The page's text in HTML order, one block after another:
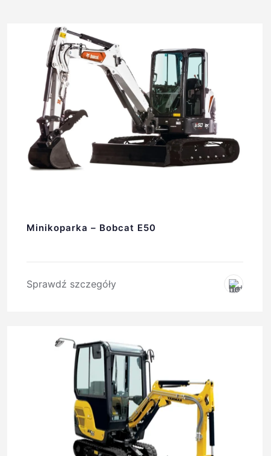
Minikoparka – Bobcat E50
Sprawdź szczegóły